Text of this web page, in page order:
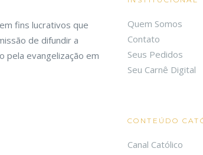
fins lucrativos que
de difundir a
pela evangelização em
Quem Somos
Contato
Seus Pedidos
Seu Carnê Digital
CONTEÚDO
Canal Católico